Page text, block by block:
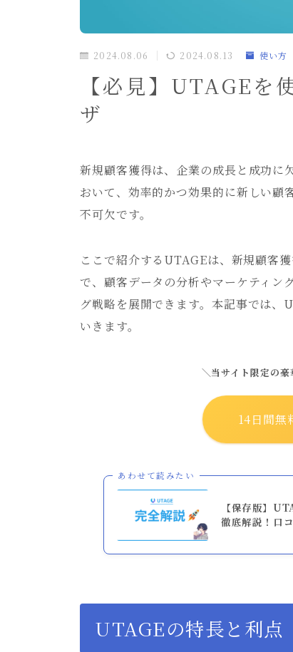
2024.08.06 2024.08.13 使い方
【必見】UTAGEを
ザ
新規顧客獲得は、企業の成長と成功に
おいて、効率的かつ効果的に新しい顧
不可欠です。
ここで紹介するUTAGEは、新規顧客
で、顧客データの分析やマーケティン
グ戦略を展開できます。本記事では、
いきます。
＼当サイト限定の豪
14日間無
あわせて読みたい
【保存版】
徹底解説！口
UTAGEの特長と利点